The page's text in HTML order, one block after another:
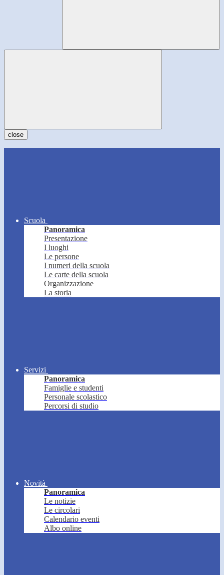
close
Scuola
Panoramica
Presentazione
I luoghi
Le persone
I numeri della scuola
Le carte della scuola
Organizzazione
La storia
Servizi
Panoramica
Famiglie e studenti
Personale scolastico
Percorsi di studio
Novità
Panoramica
Le notizie
Le circolari
Calendario eventi
Albo online